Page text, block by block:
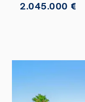
2.045.000 €